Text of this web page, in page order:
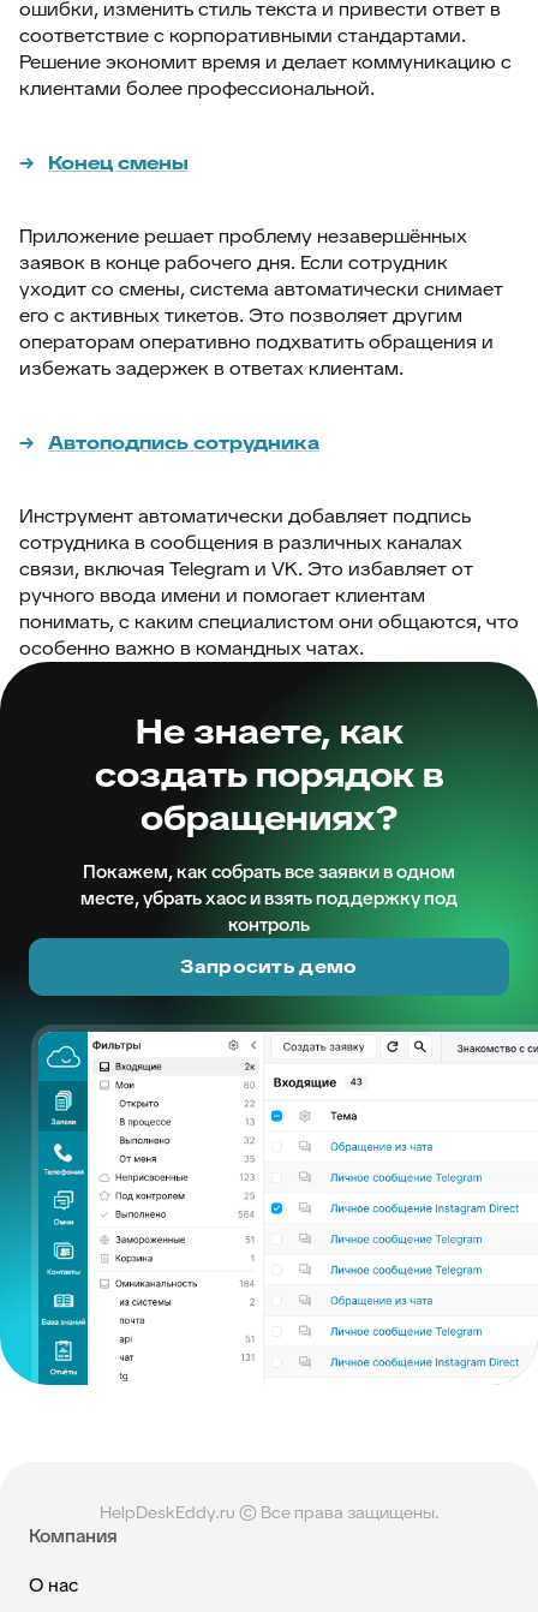
ошибки, изменить стиль текста и привести ответ в
соответствие с корпоративными стандартами.
Решение экономит время и делает коммуникацию с
клиентами более профессиональной.
Конец смены
Приложение решает проблему незавершённых
заявок в конце рабочего дня. Если сотрудник
уходит со смены, система автоматически снимает
его с активных тикетов. Это позволяет другим
операторам оперативно подхватить обращения и
избежать задержек в ответах клиентам.
Автоподпись сотрудника
Инструмент автоматически добавляет подпись
сотрудника в сообщения в различных каналах
связи, включая Telegram и VK. Это избавляет от
ручного ввода имени и помогает клиентам
понимать, с каким специалистом они общаются, что
особенно важно в командных чатах.
Не знаете, как
создать порядок в
обращениях?
Покажем, как собрать все заявки в одном
месте, убрать хаос и взять поддержку под
контроль
Запросить демо
HelpDeskEddy.ru © Все права защищены.
Компания
О нас